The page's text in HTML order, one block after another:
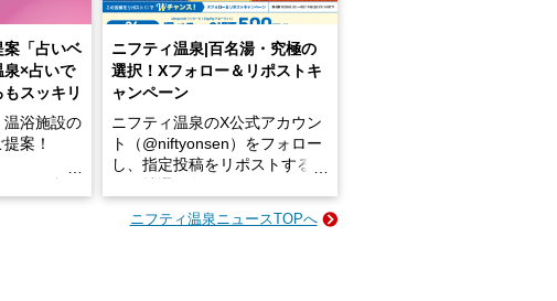
案「占いベ
泉×占いで
スッキリ
温浴施設の
案！
軽に楽し
ニフティ温泉|百名湯・究極の
選択！Xフォロー＆リポストキ
ャンペーン
ニフティ温泉のX公式アカウン
ト（@niftyonsen）をフォロー
し、指定投稿をリポストする
GIFT500円分をプレゼントい
ニフティ温泉ニュースTOPへ